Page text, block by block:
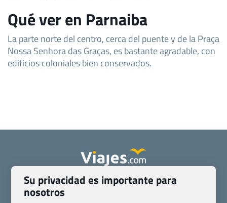
Qué ver en Parnaiba
La parte norte del centro, cerca del puente y de la Praça
Nossa Senhora das Graças, es bastante agradable, con
edificios coloniales bien conservados.
Quienes somos
Contacto
Pasaporte, Visado, Salud y otras disposiciones específicas
Su privacidad es importante para
nosotros